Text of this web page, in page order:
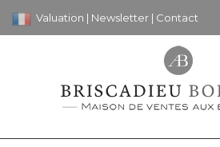
Valuation | Newsletter | Contact